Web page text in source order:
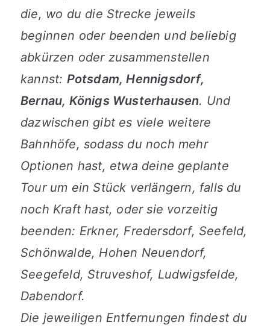
die, wo du die Strecke jeweils
beginnen oder beenden und beliebig
abkürzen oder zusammenstellen
kannst: Potsdam, Hennigsdorf,
Bernau, Königs Wusterhausen. Und
dazwischen gibt es viele weitere
Bahnhöfe, sodass du noch mehr
Optionen hast, etwa deine geplante
Tour um ein Stück verlängern, falls du
noch Kraft hast, oder sie vorzeitig
beenden: Erkner, Fredersdorf, Seefeld,
Schönwalde, Hohen Neuendorf,
Seegefeld, Struveshof, Ludwigsfelde,
Dabendorf.
Die jeweiligen Entfernungen findest du